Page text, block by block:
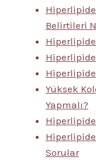
Belirtileri
Yüksek
Yapmalı?
Sorular